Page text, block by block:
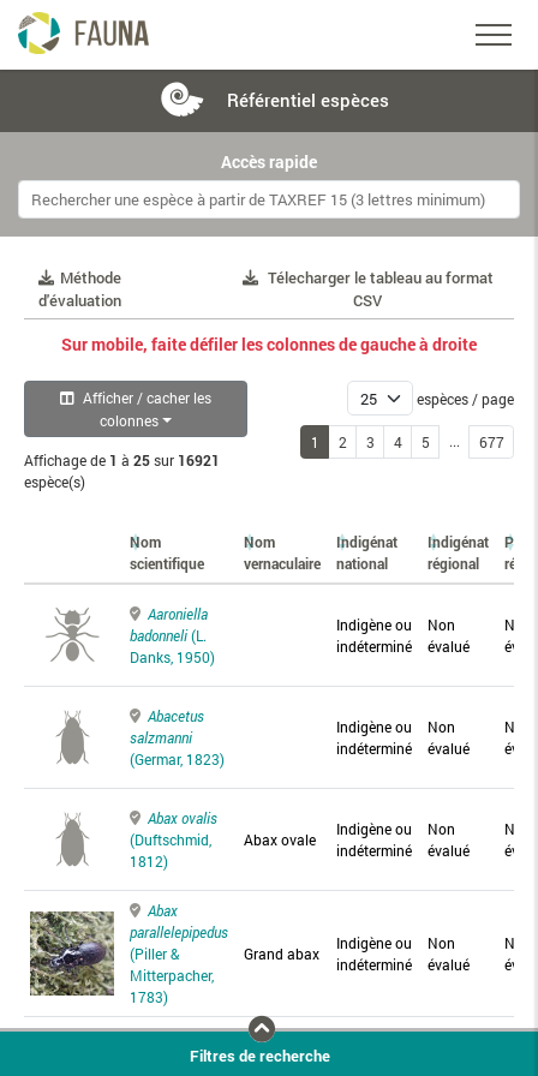
Référentiel espèces
Accès rapide
Méthode
d'évaluation
Télecharger le tableau au format
CSV
Sur mobile, faite défiler les colonnes de gauche à droite
Afficher / cacher les
colonnes
Affichage de 1 à 25sur 16921
espèce(s)
espèces / page
1 2 3 4 5 ... 677
Nom
scientifique
Nom
vernaculaire
Indigénat
national
Indigénat
régional
Aaroniella
badonneli(L.
Danks, 1950)
Indigène ou
indéterminé
Non
évalué
Non
Abacetus
salzmanni
(Germar, 1823)
Indigène ou
indéterminé
Non
évalué
Non
Abax ovalis
(Duftschmid,
1812)
Abax ovale
Indigène ou
indéterminé
Non
évalué
Non
Abax
parallelepipedus
(Piller &
Mitterpacher,
1783)
Grand abax
Indigène ou
indéterminé
Non
évalué
Non
Abax
Abax
Filtres de recherche